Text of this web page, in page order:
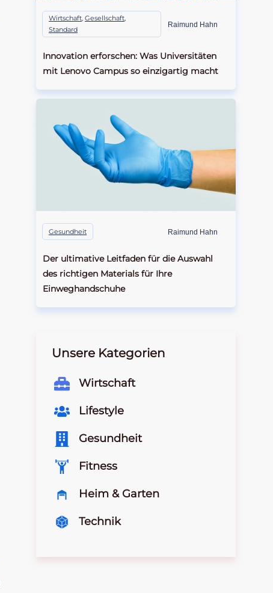
Wirtschaft, Gesellschaft,
Standard
Raimund Hahn
Innovation erforschen: Was Universitäten
mit Lenovo Campus so einzigartig macht
Gesundheit Raimund Hahn
Der ultimative Leitfaden für die Auswahl
des richtigen Materials für Ihre
Einweghandschuhe
Unsere Kategorien
Wirtschaft
Lifestyle
Gesundheit
Fitness
Heim & Garten
Technik